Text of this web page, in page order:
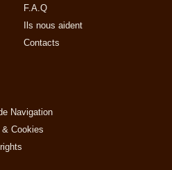
F.A.Q
Ils nous aident
Contacts
Navigation
Cookies